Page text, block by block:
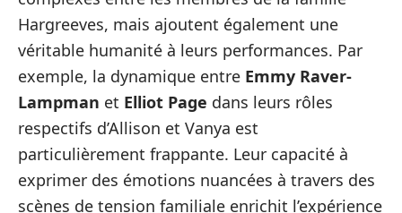
Hargreeves, mais ajoutent également une
véritable humanité à leurs performances. Par
exemple, la dynamique entre Emmy Raver-
Lampman et Elliot Page dans leurs rôles
respectifs d’Allison et Vanya est
particulièrement frappante. Leur capacité à
exprimer des émotions nuancées à travers des
scènes de tension familiale enrichit l’expérience